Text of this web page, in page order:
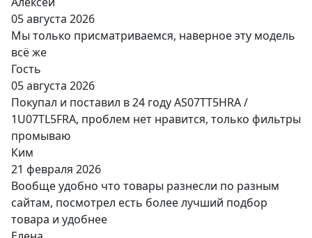
05 августа 2026
Мы только присматриваемся, наверное эту модель
всё же
Гость
05 августа 2026
Покупал и поставил в 24 году AS07TT5HRA /
1U07TL5FRA, проблем нет нравится, только фильтры
промываю
Ким
21 февраля 2026
Вообще удобно что товары разнесли по разным
сайтам, посмотрел есть более лучший подбор
товара и удобнее